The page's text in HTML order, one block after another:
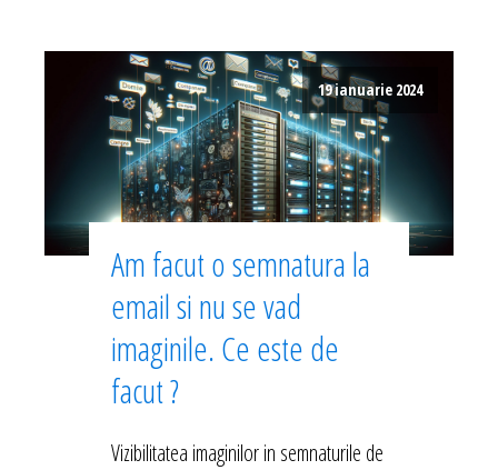
19 ianuarie 2024
Am facut o semnatura la
email si nu se vad
imaginile. Ce este de
facut ?
Vizibilitatea imaginilor in semnaturile de